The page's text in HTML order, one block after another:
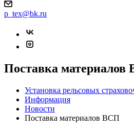
p_tex@bk.ru
Поставка
Установка рельсовых
Информация
Новости
Поставка материалов ВСП